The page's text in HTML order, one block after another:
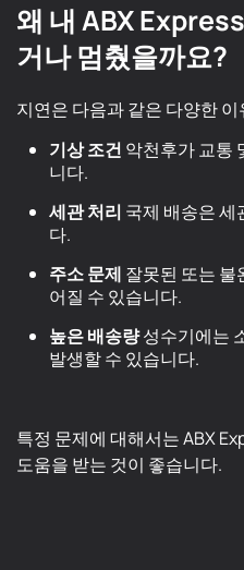
왜 내 ABX
거나 멈췄을까요?
지연은 다음과 같은 다양한
기상 조건 악천후가 교통
니다.
세관 처리 국제 배송은 세
다.
주소 문제 잘못된 또는 불
어질 수 있습니다.
높은 배송량성수기에는
발생할 수 있습니다.
특정 문제에 대해서는 ABX
도움을 받는 것이 좋습니다.